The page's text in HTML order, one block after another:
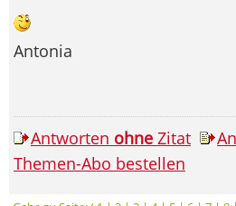
Antonia
Antworten ohne Zitat
Themen-Abo bestellen